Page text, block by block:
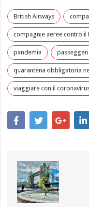
British Airways
compagnie aeree contro il
pandemia passeggeri
quarantena obbligatoria
viaggiare con il